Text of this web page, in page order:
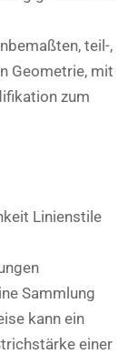
teil-,
Geometrie, mit
zum
Linienstile
Sammlung
kann ein
einer